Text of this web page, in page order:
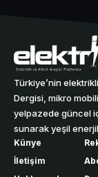
Türkiye’nin
Dergisi, mikro
yelpazede güncel
sunarak yeşil enerjili
Künye
İletişim